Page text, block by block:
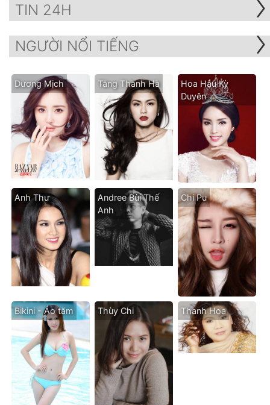
TIN 24H
NGƯỜI NỔI TIẾNG
Dương Mịch Tăng Thanh Hà
Hoa Hậu Kỳ
Duyên
Anh Thư
Andree Bùi Thế
Anh
Chi Pu
Bikini - Áo tăm Thùy Chi Thanh Hoa